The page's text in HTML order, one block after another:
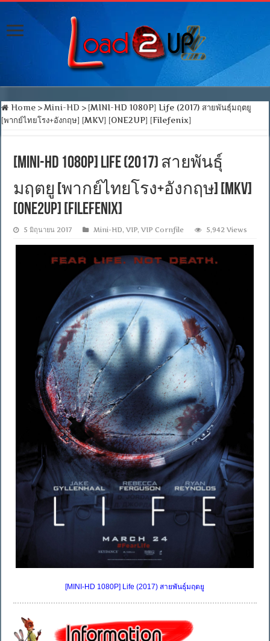
Home > Mini-HD > [MINI-HD 1080P] Life (2017) สายพันธุ์มฤตยู
[พากย์ไทยโรง+อังกฤษ] [MKV] [ONE2UP] [Filefenix]
[MINI-HD 1080P] Life (2017) สายพันธุ์
มฤตยู [พากย์ไทยโรง+อังกฤษ] [MKV]
[ONE2UP] [Filefenix]
5 มิถุนายน 2017 Mini-HD,VIP,VIP Cornfile 5,942 Views
[MINI-HD 1080P] Life (2017) สายพันธุ์มฤตยู